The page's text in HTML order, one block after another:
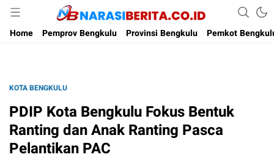
Narasi Berita
Home
Pemprov Bengkulu Provinsi Bengkulu Pemkot
KOTA BENGKULU
PDIP Kota Bengkulu Fokus Bentuk
Ranting dan Anak Ranting Pasca
Pelantikan PAC